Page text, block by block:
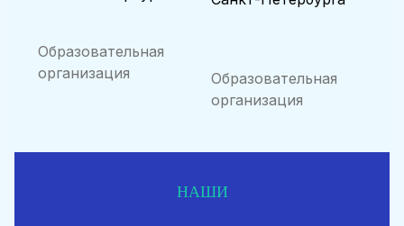
Образовательная
организация
Образовательная
организация
НАШИ